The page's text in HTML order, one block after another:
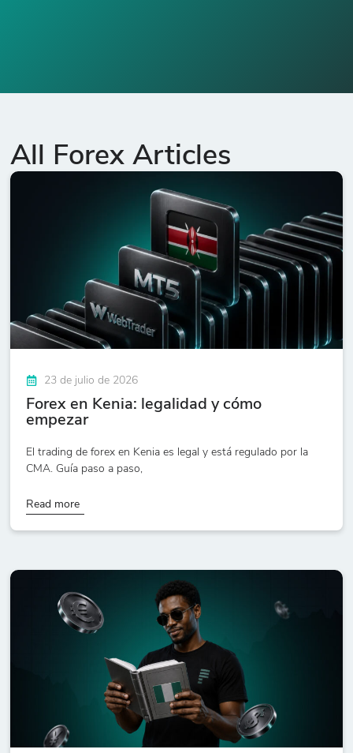
All Forex Articles
23 de julio de 2026
Forex en Kenia: legalidad y cómo
empezar
El trading de forex en Kenia es legal y está regulado por la
CMA. Guía paso a paso,
Read more